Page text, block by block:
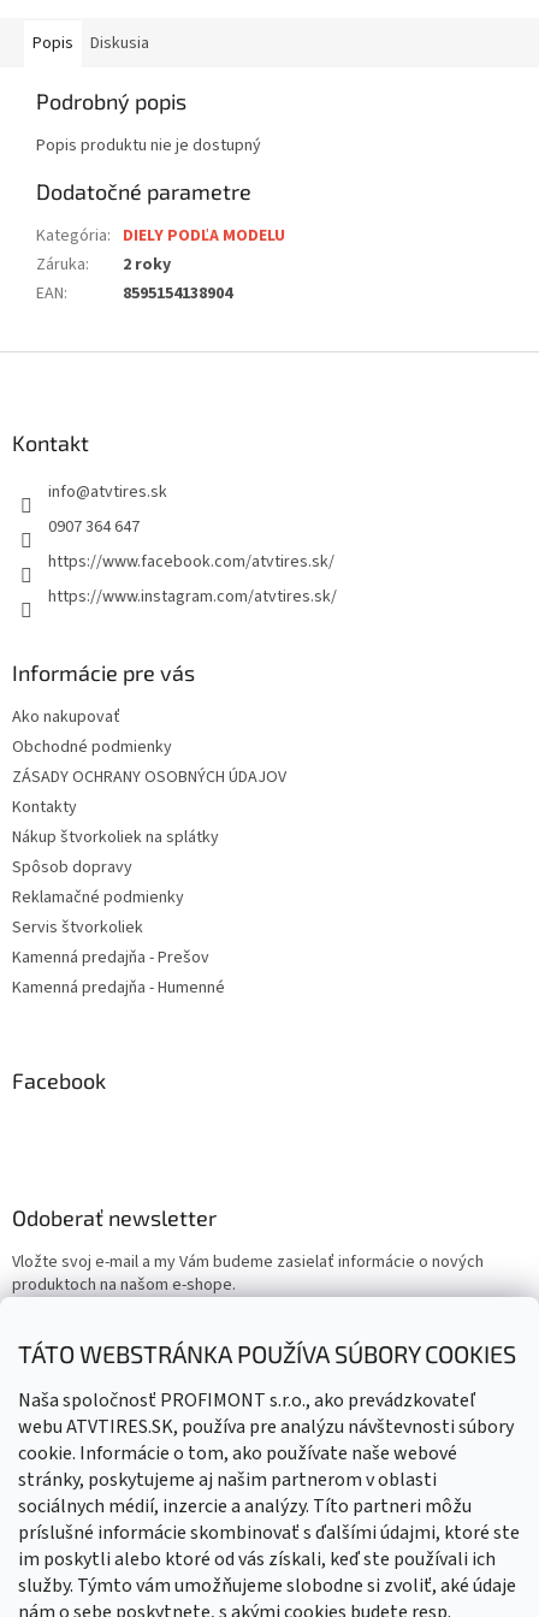
TÁTO WEBSTRÁNKA POUŽÍVA SÚBORY COOKIES
Naša spoločnosť PROFIMONT s.r.o., ako prevádzkovateľ
webu ATVTIRES.SK, používa pre analýzu návštevnosti súbory
cookie. Informácie o tom, ako používate naše webové
stránky, poskytujeme aj našim partnerom v oblasti
sociálnych médií, inzercie a analýzy. Títo partneri môžu
príslušné informácie skombinovať s ďalšími údajmi, ktoré ste
im poskytli alebo ktoré od vás získali, keď ste používali ich
služby. Týmto vám umožňujeme slobodne si zvoliť, aké údaje
Popis Diskusia
Podrobný popis
Popis produktu nie je dostupný
Dodatočné parametre
Kategória: DIELY PODĽA MODELU
Záruka:
2 roky
EAN: 8595154138904
Kontakt
info@atvtires.sk
0907 364 647
https://www.facebook.com/atvtires.sk/
https://www.instagram.com/atvtires.sk/
Informácie pre vás
Ako nakupovať
Obchodné podmienky
ZÁSADY OCHRANY OSOBNÝCH ÚDAJOV
Kontakty
Nákup štvorkoliek na splátky
Spôsob dopravy
Reklamačné podmienky
Servis štvorkoliek
Kamenná predajňa - Prešov
Kamenná predajňa - Humenné
Facebook
Odoberať newsletter
Vložte svoj e-mail a my Vám budeme zasielať informácie o nových
produktoch na našom e-shope.
Email
Vložením e-mailu súhlasíte spodmienkami ochrany osobných
údajov
PRIHLÁSIŤ SA